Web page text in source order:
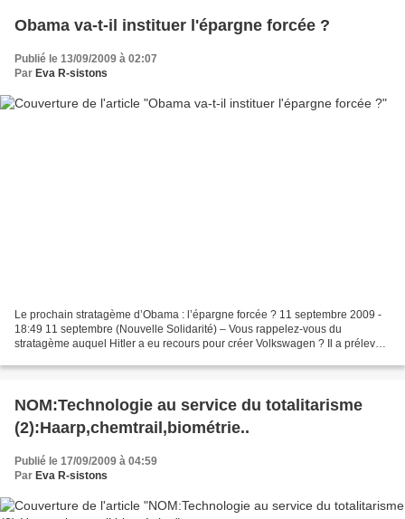
Obama va-t-il instituer l'épargne forcée ?
Publié le 13/09/2009 à 02:07
Par Eva R-sistons
Le prochain stratagème d’Obama : l’épargne forcée ? 11 septembre 2009 -
18:49 11 septembre (Nouvelle Solidarité) – Vous rappelez-vous du
stratagème auquel Hitler a eu recours pour créer Volkswagen ? Il a prélevé
NOM:Technologie au service du totalitarisme
(2):Haarp,chemtrail,biométrie..
Publié le 17/09/2009 à 04:59
Par Eva R-sistons